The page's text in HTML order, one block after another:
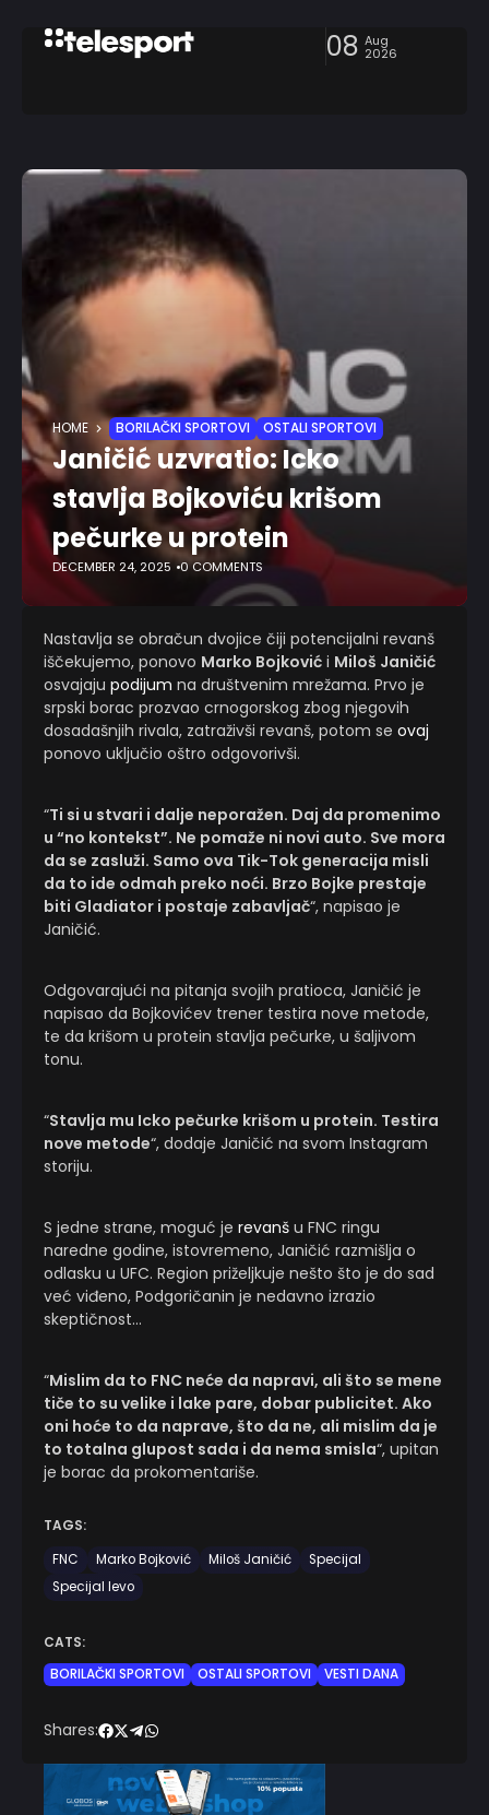
08 Aug
2026
HOME BORILAČKI SPORTOVI OSTALI SPORTOVI
Janičić uzvratio: Icko
stavlja Bojkoviću krišom
pečurke u protein
DECEMBER 24, 2025 0 COMMENTS
Nastavlja se obračun dvojice čiji potencijalni revanš
iščekujemo, ponovo Marko Bojković i Miloš Janičić
osvajaju podijum na društvenim mrežama. Prvo je
srpski borac prozvao crnogorskog zbog njegovih
dosadašnjih rivala, zatraživši revanš, potom se ovaj
ponovo uključio oštro odgovorivši.
“Ti si u stvari i dalje neporažen. Daj da promenimo
u “no kontekst”. Ne pomaže ni novi auto. Sve mora
da se zasluži. Samo ova Tik-Tok generacija misli
da to ide odmah preko noći. Brzo Bojke prestaje
biti Gladiator i postaje zabavljač“, napisao je
Janičić.
Odgovarajući na pitanja svojih pratioca, Janičić je
napisao da Bojkovićev trener testira nove metode,
te da krišom u protein stavlja pečurke, u šaljivom
tonu.
“Stavlja mu Icko pečurke krišom u protein. Testira
nove metode“, dodaje Janičić na svom Instagram
storiju.
S jedne strane, moguć je revanš u FNC ringu
naredne godine, istovremeno, Janičić razmišlja o
odlasku u UFC. Region priželjkuje nešto što je do sad
već viđeno, Podgoričanin je nedavno izrazio
skeptičnost…
“Mislim da to FNC neće da napravi, ali što se mene
tiče to su velike i lake pare, dobar publicitet. Ako
oni hoće to da naprave, što da ne, ali mislim da je
to totalna glupost sada i da nema smisla“, upitan
je borac da prokomentariše.
TAGS:
FNC
Marko Bojković Miloš Janičić
Specijal
Specijal levo
CATS:
BORILAČKI SPORTOVI
OSTALI SPORTOVI VESTI DANA
Shares: